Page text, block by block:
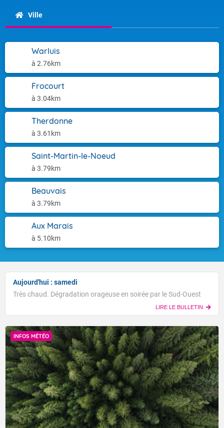
Ville
Warluis
à 2.76km
Frocourt
à 3.04km
Therdonne
à 3.61km
Saint-Martin-le-Noeud
à 3.79km
Beauvais
à 3.79km
Aux Marais
à 5.10km
Aujourd'hui : samedi
Très chaud. Dégradation orageuse en soirée par le Sud-Ouest
LIRE LE BULLETIN
INFOS MÉTÉO